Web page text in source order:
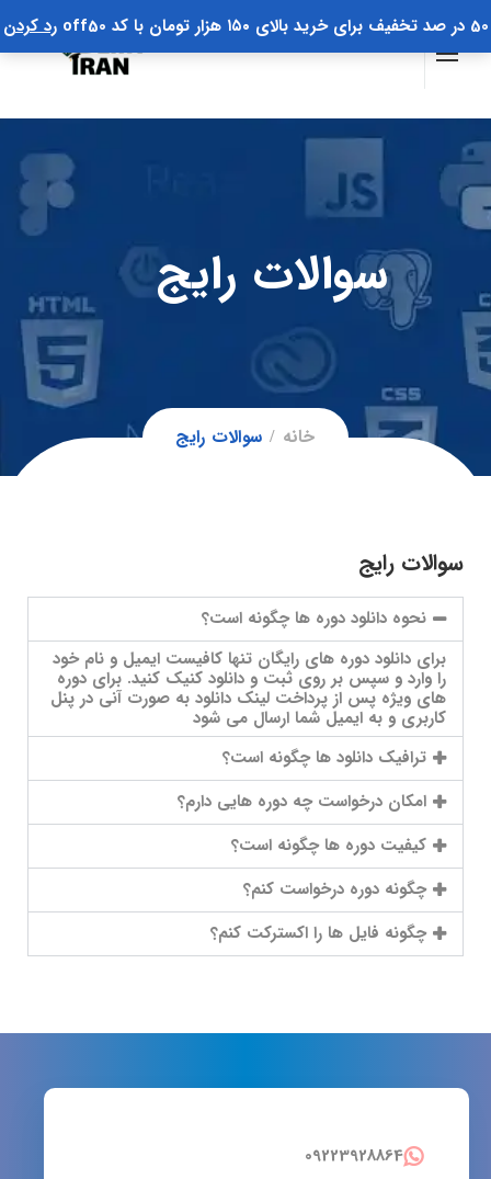
50 در صد تخفیف برای خرید بالای ۱۵۰ هزار تومان با کد off50 رد کردن
سوالات رایج
خانه سوالات رایج
سوالات رایج
نحوه دانلود دوره ها چگونه است؟
برای دانلود دوره های رایگان تنها کافیست ایمیل و نام خود
را وارد و سپس بر روی ثبت و دانلود کنیک کنید. برای دوره
های ویژه پس از پرداخت لینک دانلود به صورت آنی در پنل
کاربری و به ایمیل شما ارسال می شود
ترافیک دانلود ها چگونه است؟
امکان درخواست چه دوره هایی دارم؟
کیفیت دوره ها چگونه است؟
چگونه دوره درخواست کنم؟
چگونه فایل ها را اکسترکت کنم؟
09223928864